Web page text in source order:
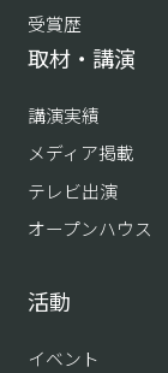
受賞歴
取材・講演
講演実績
メディア掲載
テレビ出演
オープンハウス
活動
イベント